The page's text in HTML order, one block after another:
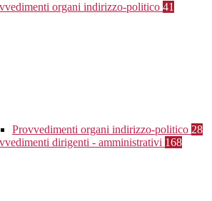
organi indirizzo-politico 41
Provvedimenti organi indirizzo-politico 28
dirigenti - amministrativi 168